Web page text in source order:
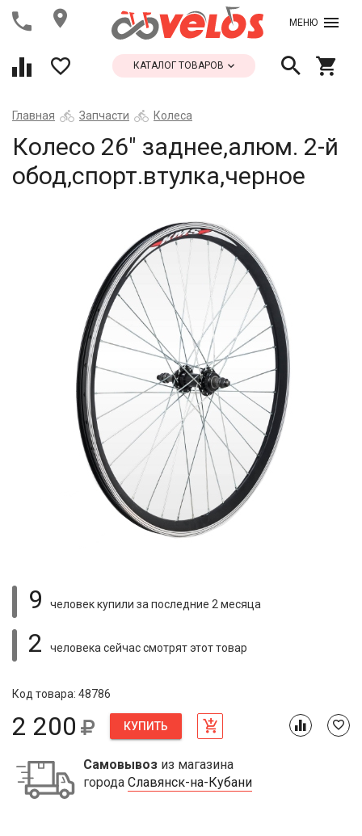
МЕНЮ
КАТАЛОГ ТОВАРОВ
Главная Запчасти Колеса
Колесо 26" заднее,алюм. 2-й
обод,спорт.втулка,черное
9 человек купили за последние 2 месяца
2 человека сейчас смотрятэтот товар
Код товара: 48786
2 200 КУПИТЬ
Самовывоз из магазина
города Славянск-на-Кубани